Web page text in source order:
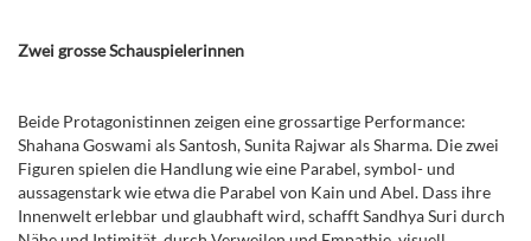
Zwei grosse Schauspielerinnen
Beide Protagonistinnen zeigen eine grossartige Performance:
Shahana Goswami als Santosh, Sunita Rajwar als Sharma. Die zwei
Figuren spielen die Handlung wie eine Parabel, symbol- und
aussagenstark wie etwa die Parabel von Kain und Abel. Dass ihre
Innenwelt erlebbar und glaubhaft wird, schafft Sandhya Suri durch